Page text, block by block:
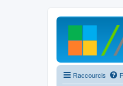
Raccourcis